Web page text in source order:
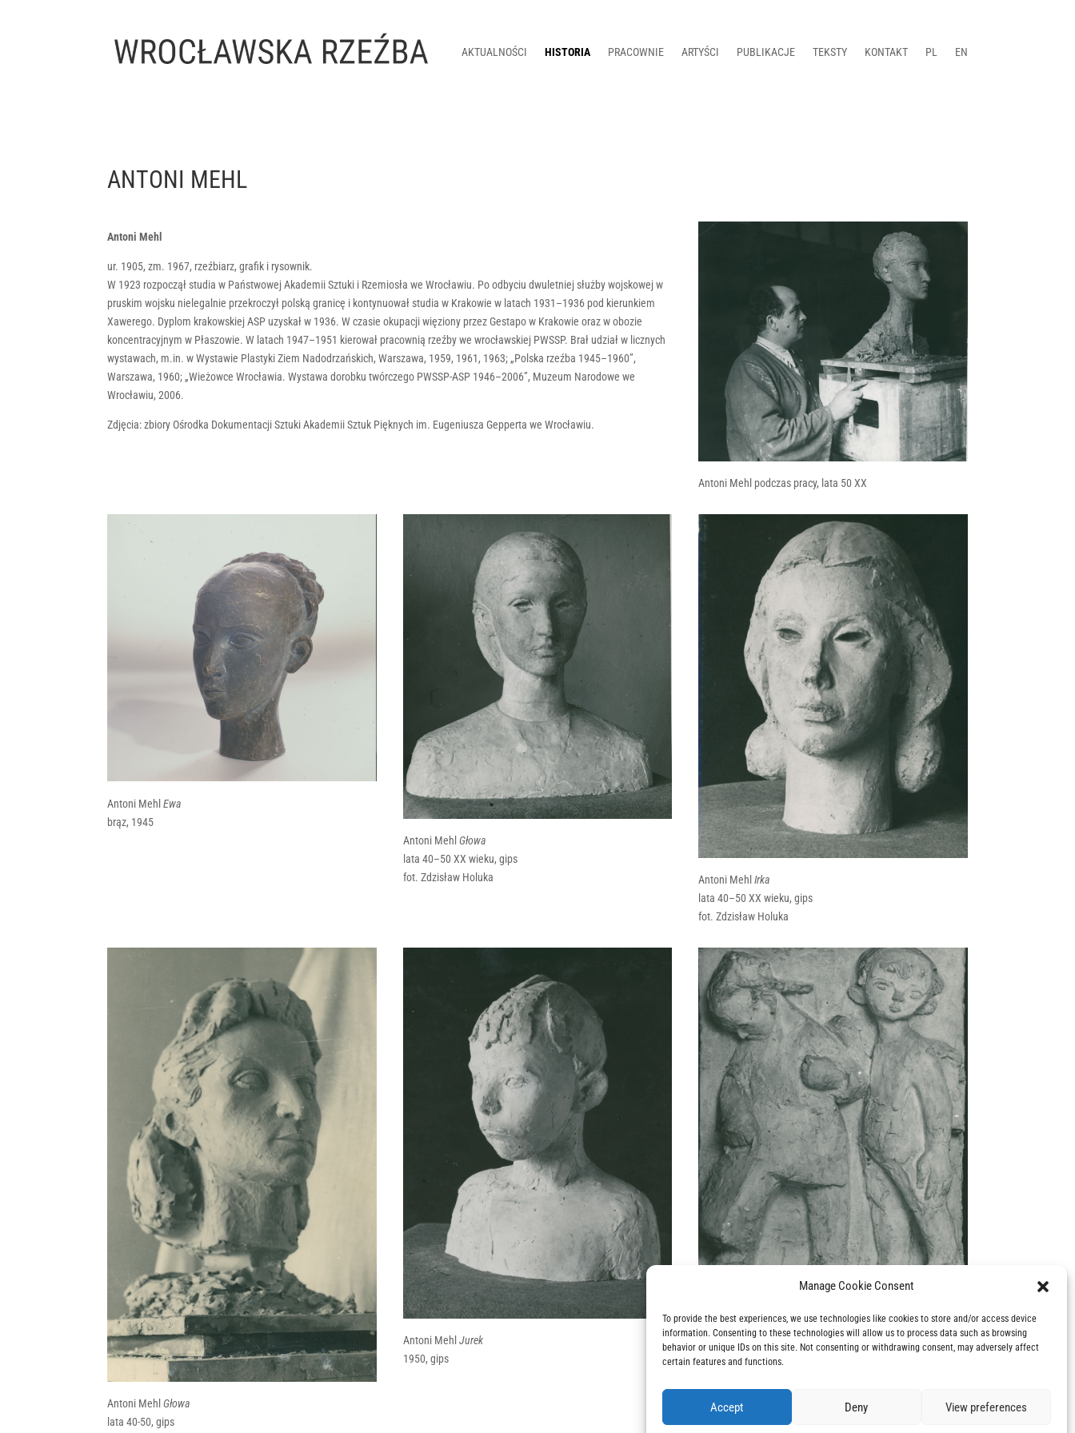
Manage Cookie Consent
To provide the best experiences, we use technologies like cookies to store and/or access device
information. Consenting to these technologies will allow us to process data such as browsing
behavior or unique IDs on this site. Not consenting or withdrawing consent, may adversely affect
certain features and functions.
Accept Deny View preferences
AKTUALNOŚCI HISTORIA PRACOWNIE ARTYŚCI PUBLIKACJE TEKSTY KONTAKT PL EN
ANTONI MEHL
Antoni Mehl
ur. 1905, zm. 1967, rzeźbiarz, grafik i rysownik.
W 1923 rozpoczął studia w Państwowej Akademii Sztuki i Rzemiosła we Wrocławiu. Po odbyciu dwuletniej służby wojskowej w
pruskim wojsku nielegalnie przekroczył polską granicę i kontynuował studia w Krakowie w latach 1931–1936 pod kierunkiem
Xawerego. Dyplom krakowskiej ASP uzyskał w 1936. W czasie okupacji więziony przez Gestapo w Krakowie oraz w obozie
koncentracyjnym w Płaszowie. W latach 1947–1951 kierował pracownią rzeźby we wrocławskiej PWSSP. Brał udział w licznych
wystawach, m.in. w Wystawie Plastyki Ziem Nadodrzańskich, Warszawa, 1959, 1961, 1963; „Polska rzeźba 1945–1960”,
Warszawa, 1960; „Wieżowce Wrocławia. Wystawa dorobku twórczego PWSSP-ASP 1946–2006”, Muzeum Narodowe we
Wrocławiu, 2006.
Zdjęcia: zbiory Ośrodka Dokumentacji Sztuki Akademii Sztuk Pięknych im. Eugeniusza Gepperta we Wrocławiu.
Antoni Mehl podczas pracy, lata 50 XX
Antoni MehlEwa
brąz, 1945
Antoni Mehl Głowa
lata 40–50 XX wieku, gips
fot. Zdzisław Holuka
Antoni Mehl Irka
lata 40–50 XX wieku, gips
fot. Zdzisław Holuka
Antoni MehlGłowa
lata 40-50, gips
Antoni Mehl Jurek
1950, gips
Antoni Mehlpłaskorzeźba
1950, gips